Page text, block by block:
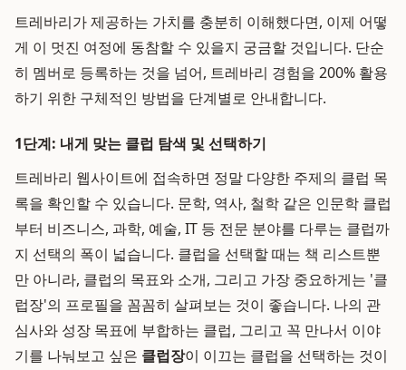
트레바리가 제공하는 가치를 충분히 이해했다면, 이제 어떻
게 이 멋진 여정에 동참할 수 있을지 궁금할 것입니다. 단순
히 멤버로 등록하는 것을 넘어, 트레바리 경험을 200% 활용
하기 위한 구체적인 방법을 단계별로 안내합니다.
1단계: 내게 맞는 클럽 탐색 및 선택하기
트레바리 웹사이트에 접속하면 정말 다양한 주제의 클럽 목
록을 확인할 수 있습니다. 문학, 역사, 철학 같은 인문학 클럽
부터 비즈니스, 과학, 예술, IT 등 전문 분야를 다루는 클럽까
지 선택의 폭이 넓습니다. 클럽을 선택할 때는 책 리스트뿐
만 아니라, 클럽의 목표와 소개, 그리고 가장 중요하게는 '클
럽장'의 프로필을 꼼꼼히 살펴보는 것이 좋습니다. 나의 관
심사와 성장 목표에 부합하는 클럽, 그리고 꼭 만나서 이야
기를 나눠보고 싶은 클럽장이 이끄는 클럽을 선택하는 것이